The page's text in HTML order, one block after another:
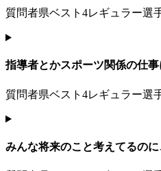
質問者県ベスト4レギュラー選
指導者とかスポーツ関係の仕
質問者県ベスト4レギュラー選
みんな将来のこと考えてるの